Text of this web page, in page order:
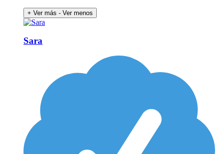
+ Ver más - Ver menos
Sara